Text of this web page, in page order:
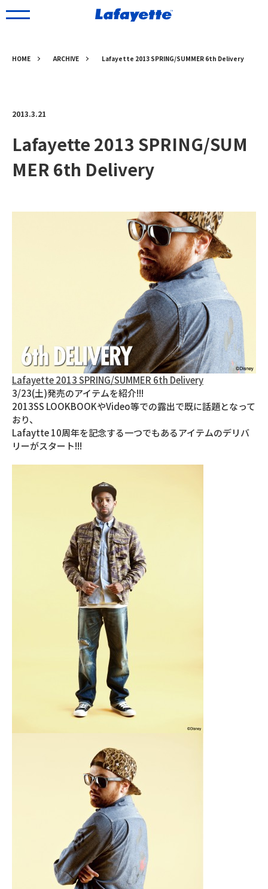
HOME ARCHIVE Lafayette 2013 SPRING/SUMMER 6th Delivery
2013.3.21
Lafayette 2013 SPRING/SUM
MER 6th Delivery
Lafayette 2013 SPRING/SUMMER 6th Delivery
3/23(土)発売のアイテムを紹介!!!
2013SS LOOKBOOKやVideo等での露出で既に話題となって
おり、
Lafaytte 10周年を記念する一つでもあるアイテムのデリバ
リーがスタート!!!